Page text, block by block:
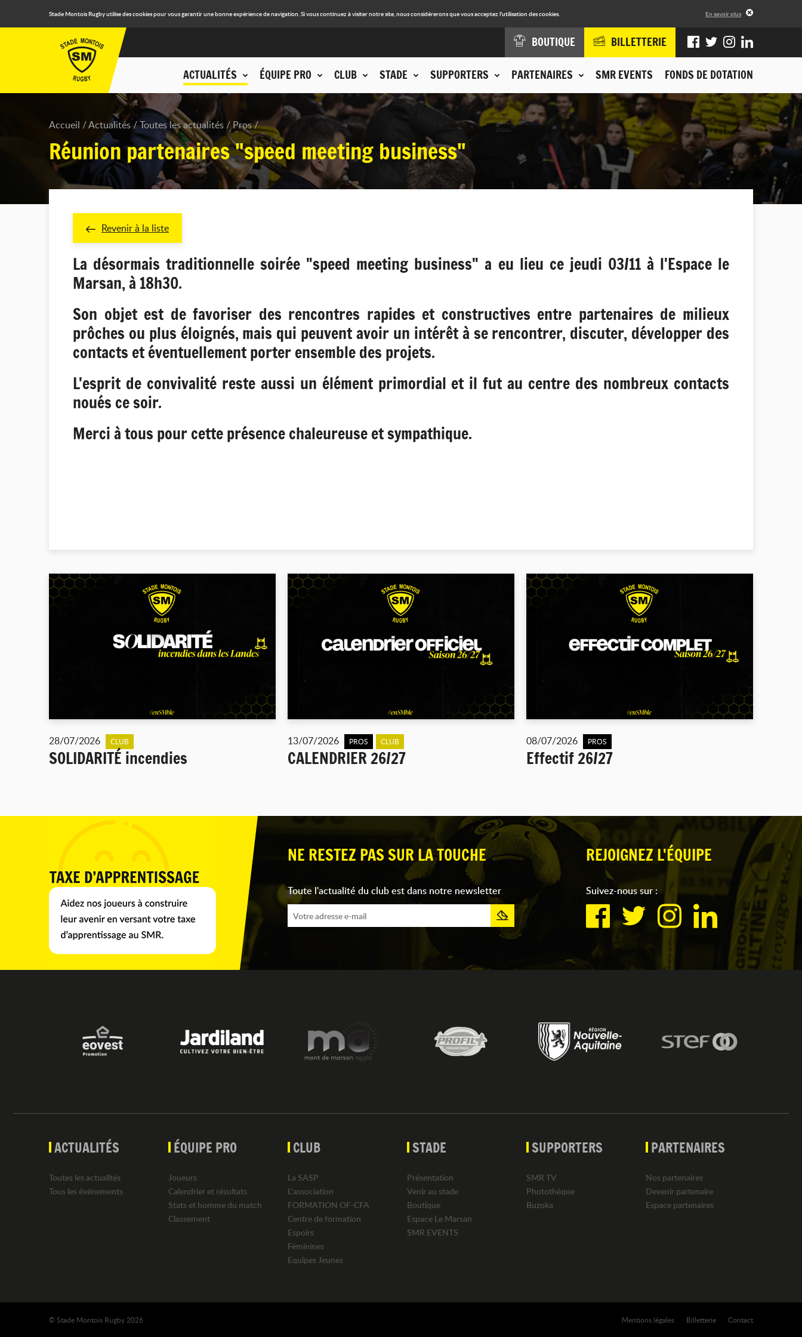
Stade Montois Rugby utilise des cookies pour vous garantir une bonne expérience de navigation. Si vous continuez à visiter notre site, nous considérerons que vous acceptez l'utilisation des cookies. En savoir plus
ACTUALITÉS ÉQUIPE PRO CLUB STADE SUPPORTERS PARTENAIRES SMR EVENTS FONDS DE DOTATION
BOUTIQUE BILLETTERIE
Accueil Actualités Toutes les actualités Pros
Réunion partenaires "speed meeting business"
Revenir à la liste
La désormais traditionnelle soirée "speed meeting business" a eu lieu ce jeudi 03/11 à l'Espace le
Marsan, à 18h30.
Son objet est de favoriser des rencontres rapides et constructives entre partenaires de milieux
prôches ou plus éloignés, mais qui peuvent avoir un intérêt à se rencontrer, discuter, développer des
contacts et éventuellement porter ensemble des projets.
L'esprit de convivalité reste aussi un élément primordial et il fut au centre des nombreux contacts
noués ce soir.
Merci à tous pour cette présence chaleureuse et sympathique.
28/07/2026 CLUB
SOLIDARITÉ incendies
13/07/2026 PROS CLUB
CALENDRIER 26/27
08/07/2026 PROS
Effectif 26/27
NE RESTEZ PAS SUR LA TOUCHE
Toute l'actualité du club est dans notre newsletter
REJOIGNEZ L'ÉQUIPE
Suivez-nous sur :
ACTUALITÉS
Toutes les actualités
Tous les événements
ÉQUIPE PRO
Joueurs
Calendrier et résultats
Stats et homme du match
Classement
CLUB
La SASP
L'association
FORMATION OF-CFA
Centre de formation
Espoirs
Féminines
Equipes Jeunes
STADE
Présentation
Venir au stade
Boutique
Espace Le Marsan
SMR EVENTS
SUPPORTERS
SMR TV
Photothèque
Buzoka
PARTENAIRES
Nos partenaires
Devenir partenaire
Espace partenaires
Contact
Billetterie
Mentions légales
© Stade Montois Rugby 2026